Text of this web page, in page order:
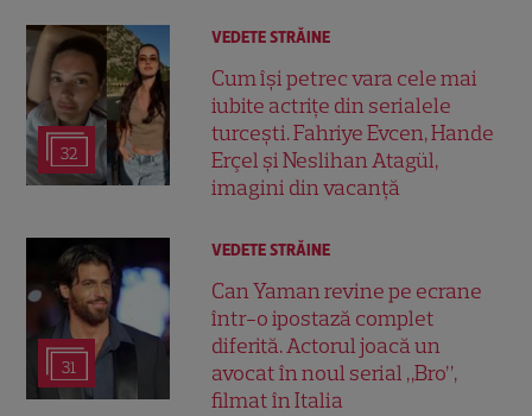
32
VEDETE STRĂINE
Cum își petrec vara cele mai
iubite actrițe din serialele
turcești. Fahriye Evcen, Hande
Erçel și Neslihan Atagül,
imagini din vacanță
31
VEDETE STRĂINE
Can Yaman revine pe ecrane
într-o ipostază complet
diferită. Actorul joacă un
avocat în noul serial „Bro”,
filmat în Italia